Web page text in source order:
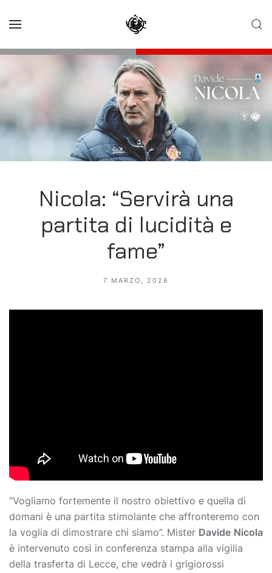
Nicola: “Servirà una
partita di lucidità e
fame”
7 MARZO, 2026
“Vogliamo fortemente il nostro obiettivo e quella di
domani è una partita stimolante che affronteremo con
la voglia di dimostrare chi siamo”. Mister Davide Nicola
è intervenuto così in conferenza stampa alla vigilia
della trasferta di Lecce, che vedrà i grigiorossi